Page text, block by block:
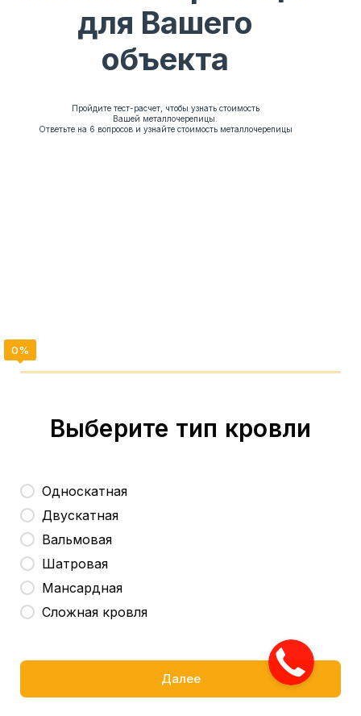
для Вашего
объекта
Пройдите тест-расчет, чтобы узнать стоимость
Вашей металлочерепицы.
Ответьте на 6 вопросов и узнайте стоимость металлочерепицы
Выберите тип кровли
Односкатная
Двускатная
Вальмовая
Шатровая
Мансардная
Сложная кровля
Далее